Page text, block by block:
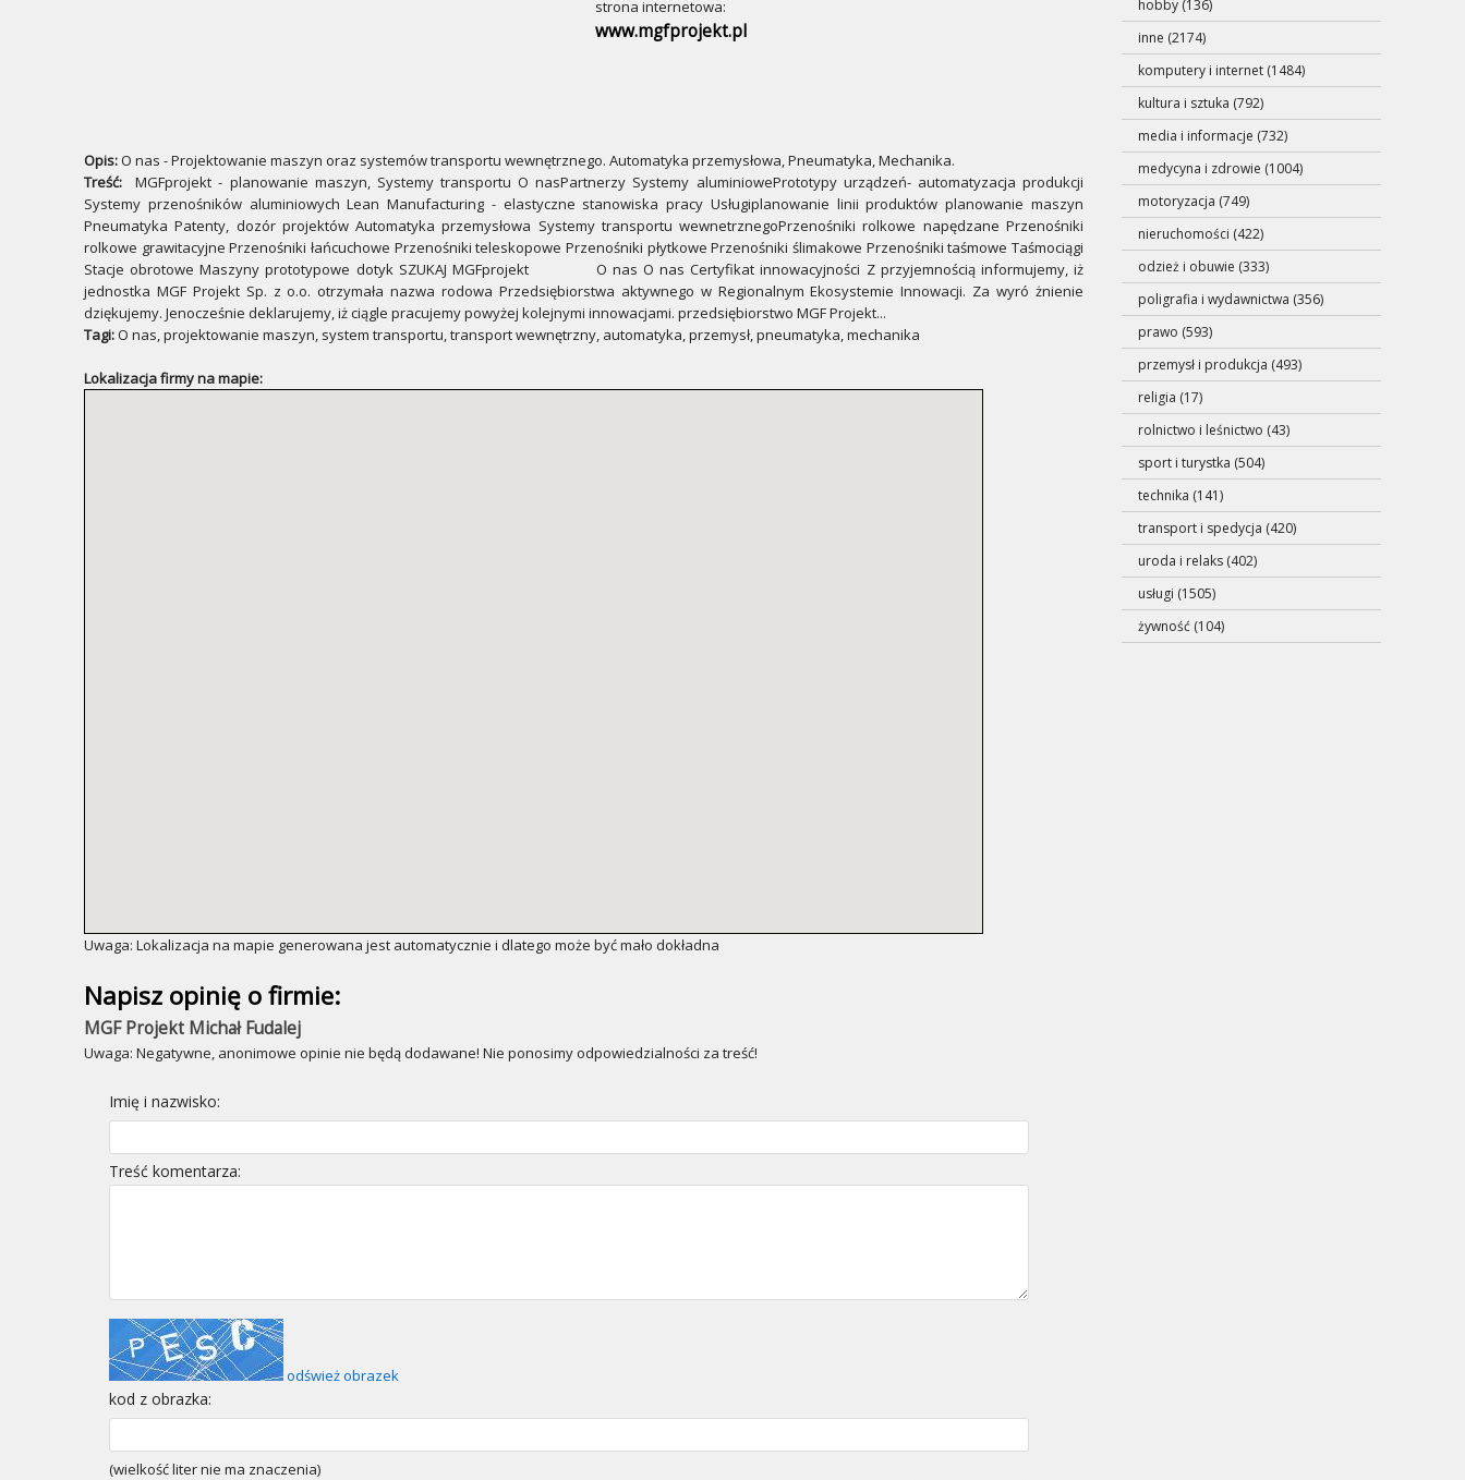
strona internetowa:
www.mgfprojekt.pl
Opis:O nas - Projektowanie maszyn oraz systemów transportu wewnętrznego. Automatyka przemysłowa, Pneumatyka, Mechanika.
Treść: MGFprojekt - planowanie maszyn, Systemy transportu O nasPartnerzy Systemy aluminiowePrototypy urządzeń- automatyzacja produkcji
Systemy przenośników aluminiowych Lean Manufacturing - elastyczne stanowiska pracy Usługiplanowanie linii produktów planowanie maszyn
Pneumatyka Patenty, dozór projektów Automatyka przemysłowa Systemy transportu wewnetrznegoPrzenośniki rolkowe napędzane Przenośniki
rolkowe grawitacyjne Przenośniki łańcuchowe Przenośniki teleskopowe Przenośniki płytkowe Przenośniki ślimakowe Przenośniki taśmowe Taśmociągi
Stacje obrotowe Maszyny prototypowe dotyk SZUKAJ MGFprojekt O nas O nas Certyfikat innowacyjności Z przyjemnością informujemy, iż
jednostka MGF Projekt Sp. z o.o. otrzymała nazwa rodowa Przedsiębiorstwa aktywnego w Regionalnym Ekosystemie Innowacji. Za wyró żnienie
dziękujemy. Jenocześnie deklarujemy, iż ciągle pracujemy powyżej kolejnymi innowacjami. przedsiębiorstwo MGF Projekt...
Tagi:O nas, projektowanie maszyn, system transportu, transport wewnętrzny, automatyka, przemysł, pneumatyka, mechanika
Lokalizacja firmy na mapie:
Uwaga: Lokalizacja na mapie generowana jest automatycznie i dlatego może być mało dokładna
Napisz opinię o firmie:
MGF Projekt Michał Fudalej
Uwaga: Negatywne, anonimowe opinie nie będą dodawane! Nie ponosimy odpowiedzialności za treść!
Imię i nazwisko:
Treść komentarza:
odśwież obrazek
kod z obrazka:
(wielkość liter nie ma znaczenia)
hobby (136)
inne (2174)
komputery i internet (1484)
kultura i sztuka (792)
media i informacje (732)
medycyna i zdrowie (1004)
motoryzacja (749)
nieruchomości (422)
odzież i obuwie (333)
poligrafia i wydawnictwa (356)
prawo (593)
przemysł i produkcja (493)
religia (17)
rolnictwo i leśnictwo (43)
sport i turystka (504)
technika (141)
transport i spedycja (420)
uroda i relaks (402)
usługi (1505)
żywność (104)